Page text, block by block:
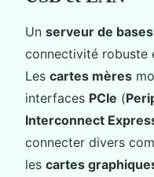
Un serveur de
connectivité robuste
Les cartes mères
interfaces PCIe (
Interconnect
connecter divers
les cartes